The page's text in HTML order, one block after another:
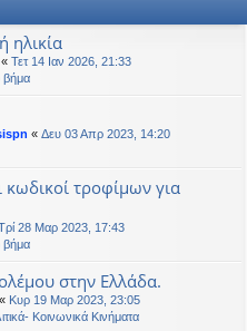
ηλικία
« Τετ 14 Ιαν 2026, 21:33
βήμα
« Δευ 03 Απρ 2023, 14:20
κωδικοί τροφίμων για
28 Μαρ 2023, 17:43
βήμα
στην Ελλάδα.
« Κυρ 19 Μαρ 2023, 23:05
Κοινωνικά Κινήματα